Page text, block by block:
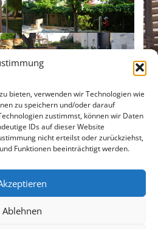
bieten, verwenden wir Technologien wie
zu speichern und/oder darauf
zustimmst, können wir Daten
IDs auf dieser Website
nicht erteilst oder zurückziehst,
Funktionen beeinträchtigt werden.
Ablehnen